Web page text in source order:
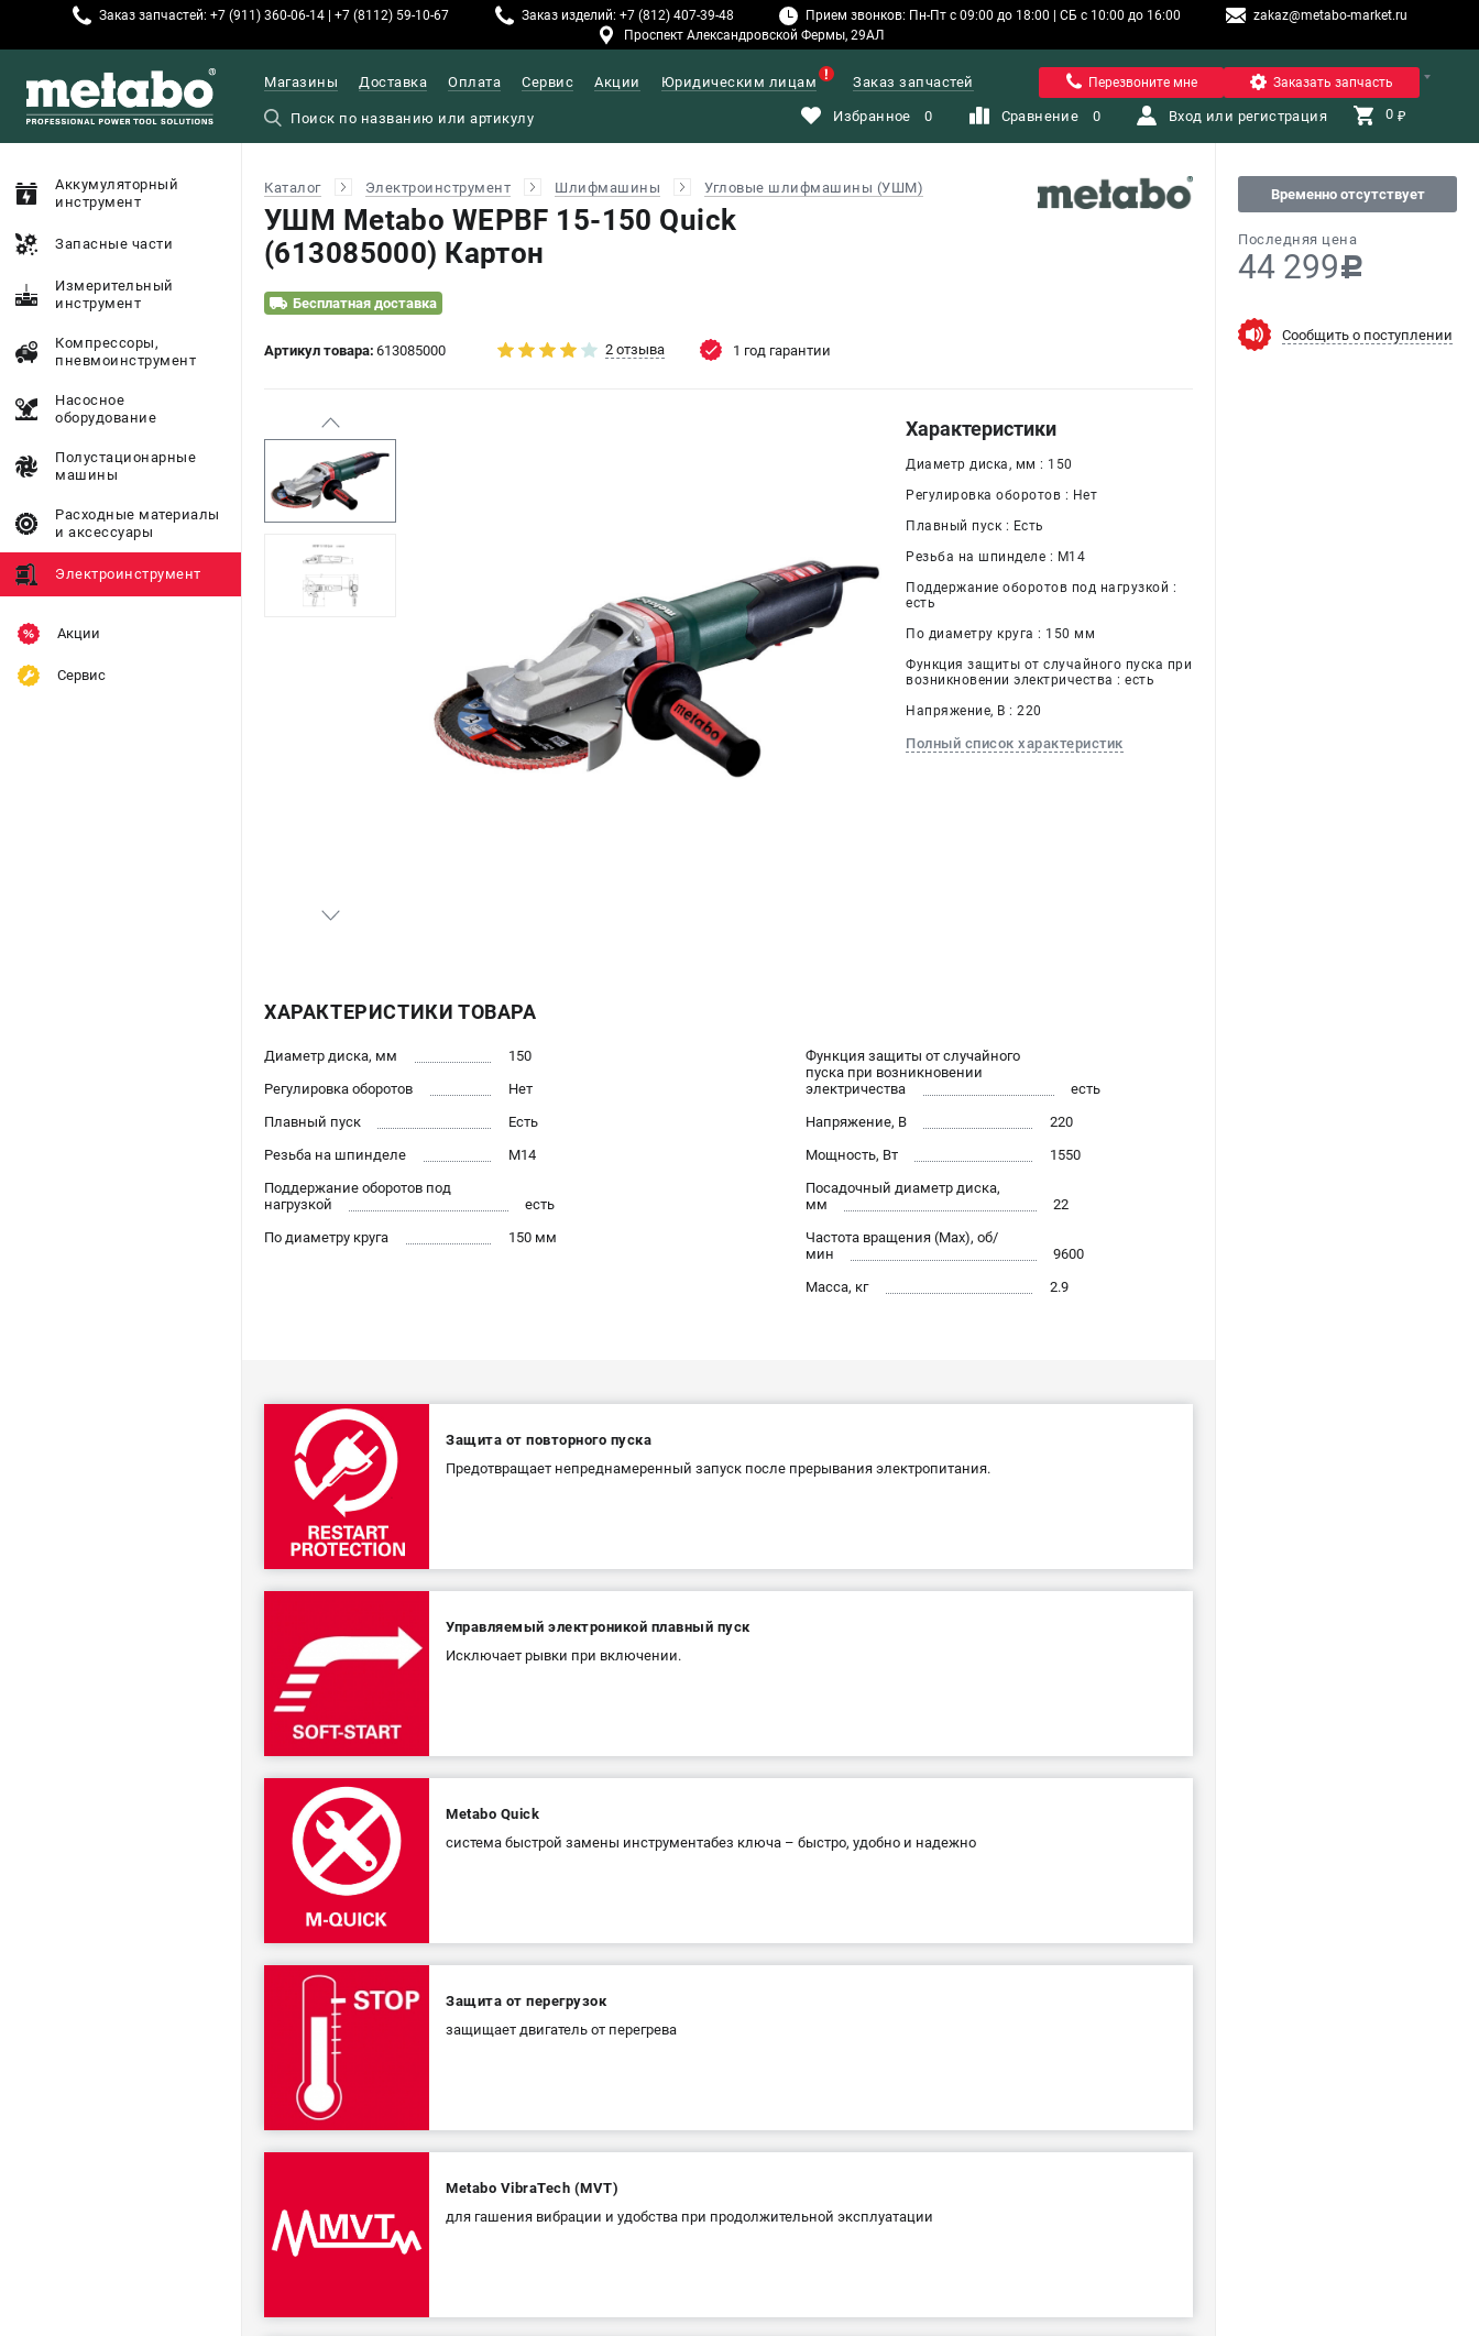
Заказ запчастей: +7 (911) 360-06-14 | +7 (8112) 59-10-67 Заказ изделий: +7 (812) 407-39-48 Прием звонков: Пн-Пт с 09:00 до 18:00 | СБ с 10:00 до 16:00
zakaz@metabo-market.ru
Проспект Александровской Фермы, 29АЛ
Санкт-Петербург
Магазины Доставка Оплата Сервис Акции Юридическим лицам Заказ запчастей Перезвоните мне Заказать запчасть
Избранное 0 Сравнение 0 Вход или регистрация 0 ₽
Аккумуляторный
инструмент
Запасные части
Измерительный
инструмент
Компрессоры,
пневмоинструмент
Насосное
оборудование
Полустационарные
машины
Расходные материалы
и аксессуары
Электроинструмент
Акции
Сервис
Каталог Электроинструмент Шлифмашины Угловые шлифмашины (УШМ)
УШМ Metabo WEPBF 15-150 Quick
(613085000) Картон
Бесплатная доставка
Артикул товара: 613085000 2 отзыва 1 год гарантии
Временно отсутствует
Последняя цена
44 299c
Сообщить о поступлении
Характеристики
Диаметр диска, мм : 150
Регулировка оборотов : Нет
Плавный пуск : Есть
Резьба на шпинделе : М14
Поддержание оборотов под нагрузкой :
есть
По диаметру круга : 150 мм
Функция защиты от случайного пуска при
возникновении электричества : есть
Напряжение, В : 220
Полный список характеристик
ХАРАКТЕРИСТИКИ ТОВАРА
Диаметр диска, мм
150
Регулировка оборотов
Нет
Плавный пуск
Есть
Резьба на шпинделе
М14
Поддержание оборотов под
нагрузкой
есть
По диаметру круга
150 мм
Функция защиты от случайного
пуска при возникновении
электричества
есть
Напряжение, В
220
Мощность, Вт
1550
Посадочный диаметр диска,
мм
22
Частота вращения (Max), об/
мин
9600
Масса, кг
2.9
Защита от повторного пуска
Предотвращает непреднамеренный запуск после прерывания электропитания.
Управляемый электроникой плавный пуск
Исключает рывки при включении.
Metabo Quick
система быстрой замены инструментабез ключа – быстро, удобно и надежно
Защита от перегрузок
защищает двигатель от перегрева
Metabo VibraTech (MVT)
для гашения вибрации и удобства при продолжительной эксплуатации